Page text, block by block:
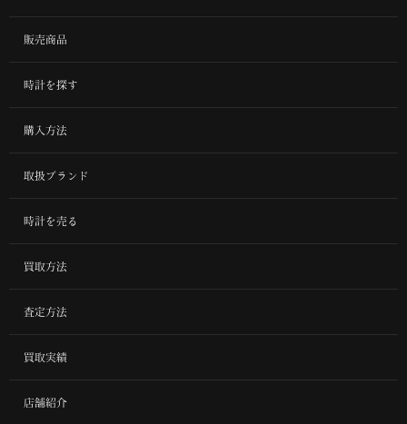
販売商品
時計を探す
購入方法
取扱ブランド
時計を売る
買取方法
査定方法
買取実績
店舗紹介